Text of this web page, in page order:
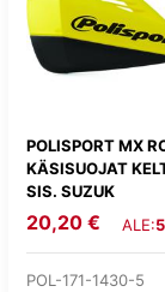
POLISPORT MX
KÄSISUOJAT
SIS. SUZUK
20,20 € ALE:
POL-171-1430-5